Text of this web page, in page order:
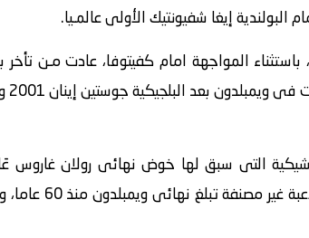
إيغا شفيونتيك الأولى عالمـيا.
المواجهة امام كفيتوفا، عادت مـن
ويمبلدون بعد البلجيكية جوستين إينان2001
المعتزلة آشلي